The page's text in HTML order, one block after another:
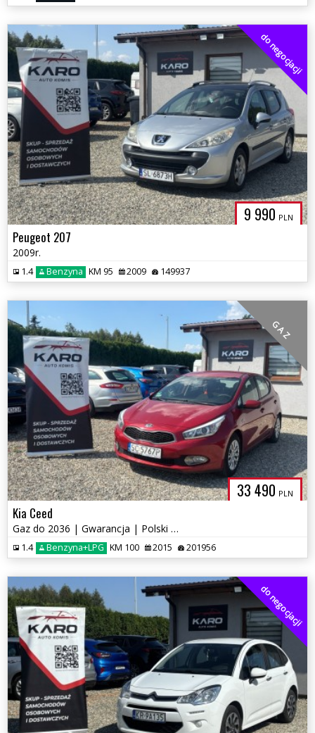
9 990 PLN
do negocjacji
Peugeot 207
2009r.
1.4 Benzyna KM 95 2009 149937
33 490 PLN
G A Z
Kia Ceed
Gaz do 2036 | Gwarancja | Polski Salon
1.4 Benzyna+LPG KM 100 2015 201956
do negocjacji